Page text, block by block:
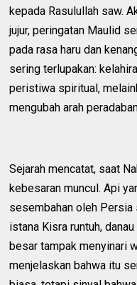
kepada Rasulullah saw.
jujur, peringatan Maulid
pada rasa haru dan
sering terlupakan:
peristiwa spiritual,
mengubah arah
Sejarah mencatat, saat
kebesaran muncul. Api
sesembahan oleh
istana Kisra runtuh,
besar tampak menyinari
menjelaskan bahwa itu